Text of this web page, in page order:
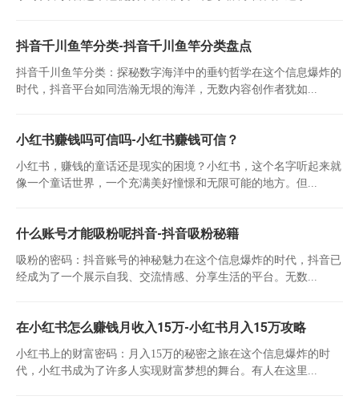
抖音千川鱼竿分类-抖音千川鱼竿分类盘点
抖音千川鱼竿分类：探秘数字海洋中的垂钓哲学在这个信息爆炸的
时代，抖音平台如同浩瀚无垠的海洋，无数内容创作者犹如...
小红书赚钱吗可信吗-小红书赚钱可信？
小红书，赚钱的童话还是现实的困境？小红书，这个名字听起来就
像一个童话世界，一个充满美好憧憬和无限可能的地方。但...
什么账号才能吸粉呢抖音-抖音吸粉秘籍
吸粉的密码：抖音账号的神秘魅力在这个信息爆炸的时代，抖音已
经成为了一个展示自我、交流情感、分享生活的平台。无数...
在小红书怎么赚钱月收入15万-小红书月入15万攻略
小红书上的财富密码：月入15万的秘密之旅在这个信息爆炸的时
代，小红书成为了许多人实现财富梦想的舞台。有人在这里...